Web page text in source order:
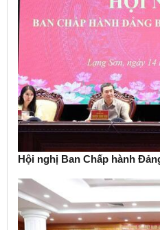
Hội nghị Ban Chấp hành